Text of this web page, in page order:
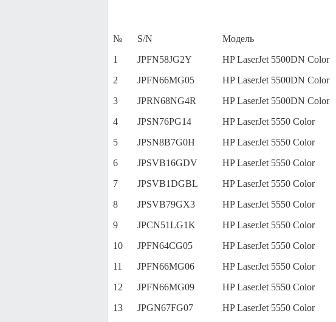
№ S/N Модель
1
JPFN58JG2Y HP LaserJet 5500DN Color
2 JPFN66MG05 HP LaserJet 5500DN Color
3
JPRN68NG4R HP LaserJet 5500DN Color
4
JPSN76PG14 HP LaserJet 5550 Color
5
JPSN8B7G0H HP LaserJet 5550 Color
6
JPSVB16GDV HP LaserJet 5550 Color
7
JPSVB1DGBL HP LaserJet 5550 Color
8
JPSVB79GX3 HP LaserJet 5550 Color
9
JPCN51LG1K HP LaserJet 5550 Color
10
JPFN64CG05 HP LaserJet 5550 Color
11
JPFN66MG06 HP LaserJet 5550 Color
12
JPFN66MG09 HP LaserJet 5550 Color
13
JPGN67FG07 HP LaserJet 5550 Color